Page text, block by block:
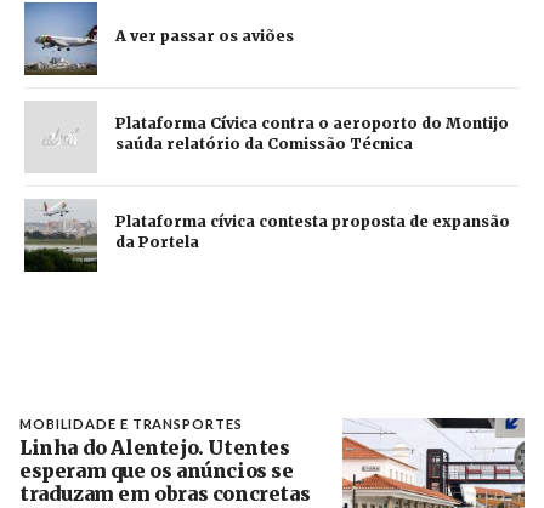
A ver passar os aviões
Plataforma Cívica contra o aeroporto do Montijo
saúda relatório da Comissão Técnica
Plataforma cívica contesta proposta de expansão
da Portela
MOBILIDADE E TRANSPORTES
Linha do Alentejo. Utentes
esperam que os anúncios se
traduzam em obras concretas